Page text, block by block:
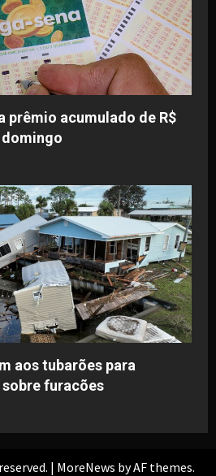
prêmio acumulado de R$
aos tubarões para
furacões
| MoreNews by AF themes.